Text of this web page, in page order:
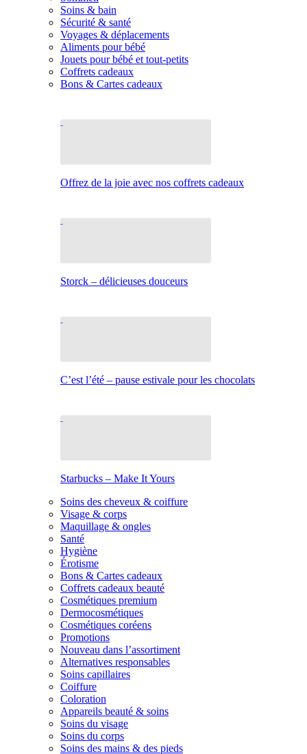
Soins & bain
Sécurité & santé
Voyages & déplacements
Aliments pour bébé
Jouets pour bébé et tout-petits
Coffrets cadeaux
Bons & Cartes cadeaux
Offrez de la joie avec nos coffrets cadeaux
Storck – délicieuses douceurs
C’est l’été – pause estivale pour les chocolats
Starbucks – Make It Yours
Soins des cheveux & coiffure
Visage & corps
Maquillage & ongles
Santé
Hygiène
Érotisme
Bons & Cartes cadeaux
Coffrets cadeaux beauté
Cosmétiques premium
Dermocosmétiques
Cosmétiques coréens
Promotions
Nouveau dans l’assortiment
Alternatives responsables
Soins capillaires
Coiffure
Coloration
Appareils beauté & soins
Soins du visage
Soins du corps
Soins des mains & des pieds